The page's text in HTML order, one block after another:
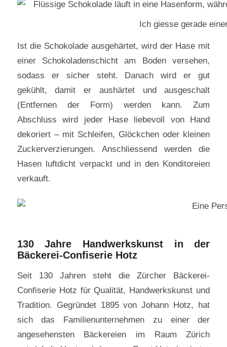
Ich giesse gerade
Ist die Schokolade ausgehärtet, wird der Hase mit
einer Schokoladenschicht am Boden versehen,
sodass er sicher steht. Danach wird er gut
gekühlt, damit er aushärtet und ausgeschalt
(Entfernen der Form) werden kann. Zum
Abschluss wird jeder Hase liebevoll von Hand
dekoriert – mit Schleifen, Glöckchen oder kleinen
Zuckerverzierungen. Anschliessend werden die
Hasen luftdicht verpackt und in den Konditoreien
verkauft.
130 Jahre Handwerkskunst in der
Bäckerei-Confiserie Hotz
Seit 130 Jahren steht die Zürcher Bäckerei-
Confiserie Hotz für Qualität, Handwerkskunst und
Tradition. Gegründet 1895 von Johann Hotz, hat
sich das Familienunternehmen zu einer der
angesehensten Bäckereien im Raum Zürich